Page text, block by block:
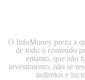
O InfoMoney preza a
de todo o conteúdo
entanto, que não
investimento, não se
indiretos e